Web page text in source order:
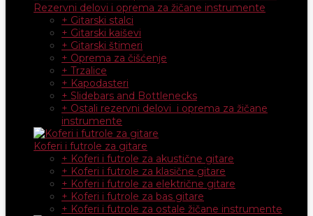
Rezervni delovi i oprema za žičane instrumente
+ Gitarski stalci
+ Gitarski kaiševi
+ Gitarski štimeri
+ Oprema za čišćenje
+ Trzalice
+ Kapodasteri
+ Slidebars and Bottlenecks
+ Ostali rezervni delovi i oprema za žičane
instrumente
Koferi i futrole za gitare
+ Koferi i futrole za akustične gitare
+ Koferi i futrole za klasične gitare
+ Koferi i futrole za električne gitare
+ Koferi i futrole za bas gitare
+ Koferi i futrole za ostale žičane instrumente